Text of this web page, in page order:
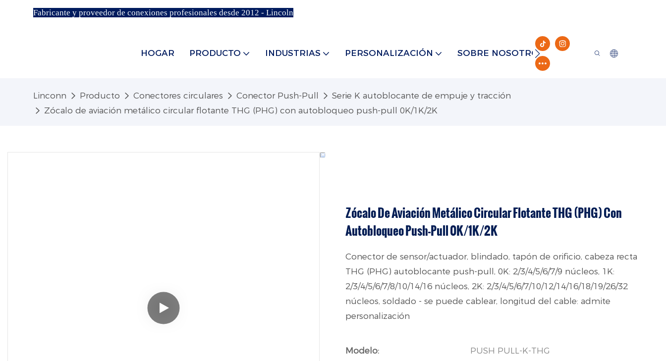
Fabricante y proveedor de conexiones profesionales desde 2012 - Lincoln
HOGAR PRODUCTO INDUSTRIAS PERSONALIZACIÓN SOBRE NOSOTROS RECURSO
Linconn Producto Conectores circulares Conector Push-Pull
Serie K autoblocante de empuje y tracción
Zócalo de aviación metálico circular flotante THG (PHG) con autobloqueo push-pull 0K/1K/2K
Zócalo De Aviación Metálico Circular Flotante THG (PHG) Con
Autobloqueo Push-Pull 0K/1K/2K
Conector de sensor/actuador, blindado, tapón de orificio, cabeza recta
THG (PHG) autoblocante push-pull, 0K: 2/3/4/5/6/7/9 núcleos, 1K:
2/3/4/5/6/7/8/10/14/16 núcleos, 2K: 2/3/4/5/6/7/10/12/14/16/18/19/26/32
núcleos, soldado - se puede cablear, longitud del cable: admite
personalización
Modelo:
PUSH PULL-K-THG